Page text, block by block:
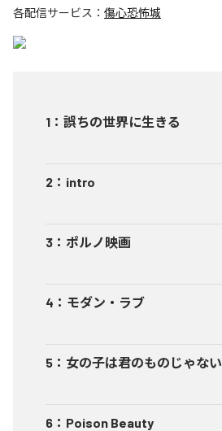
各配信サービス： 傷心恐怖城
1 ： 誤ちの世界に生きる
2 ： intro
3 ： ポルノ映画
4 ： モダン・ラブ
5 ： 女の子は君のものじゃない
6 ： Poison Beauty